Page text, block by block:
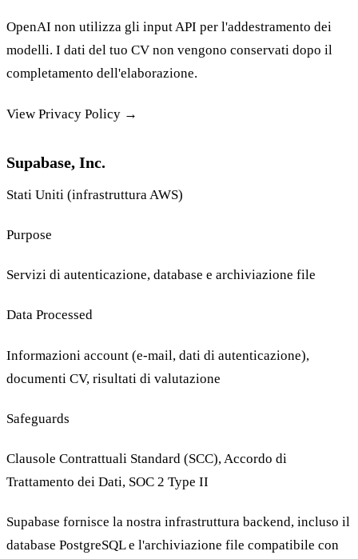
OpenAI non utilizza gli input API per l'addestramento dei
modelli. I dati del tuo CV non vengono conservati dopo il
completamento dell'elaborazione.
View Privacy Policy →
Supabase, Inc.
Stati Uniti (infrastruttura AWS)
Purpose
Servizi di autenticazione, database e archiviazione file
Data Processed
Informazioni account (e-mail, dati di autenticazione),
documenti CV, risultati di valutazione
Safeguards
Clausole Contrattuali Standard (SCC), Accordo di
Trattamento dei Dati, SOC 2 Type II
Supabase fornisce la nostra infrastruttura backend, incluso il
database PostgreSQL e l'archiviazione file compatibile con